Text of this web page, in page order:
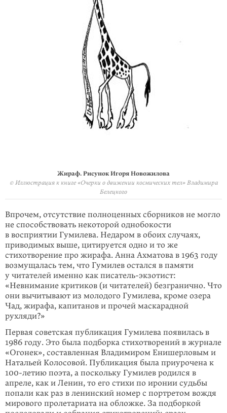
Жираф. Рисунок Игоря Новожилова
© Иллюстрация к книге «Очерки о движении космических тел» Владимира
Белецкого
Впрочем, отсутствие полноценных сборников не могло
не способствовать некоторой однобокости
в восприятии Гумилева. Недаром в обоих случаях,
приводимых выше, цитируется одно и то же
стихотворение про жирафа. Анна Ахматова в 1963 году
возмущалась тем, что Гумилев остался в памяти
у читателей именно как писатель-экзотист:
«Невнимание критиков (и читателей) безгранично. Что
они вычитывают из молодого Гумилева, кроме озера
Чад, жирафа, капитанов и прочей маскарадной
рухляди?»
Первая советская публикация Гумилева появилась в
1986 году. Это была подборка стихотворений в журнале
«Огонек», составленная Владимиром Енишерловым и
Натальей Колосовой. Публикация была приурочена к
100-летию поэта, а поскольку Гумилев родился в
апреле, как и Ленин, то его стихи по иронии судьбы
попали как раз в ленинский номер с портретом вождя
мирового пролетариата на обложке. За подборкой